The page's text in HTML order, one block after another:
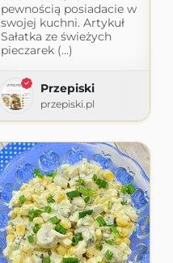
pewnością posiadacie w
swojej kuchni. Artykuł
Sałatka ze świeżych
pieczarek (...)
Przepiski
przepiski.pl